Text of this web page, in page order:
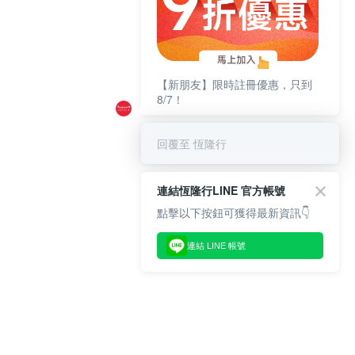
【新朋友】限時註冊優惠，只到
8/7！
回覆至 恆隆行
連結恆隆行LINE 官方帳號
點擊以下按鈕可獲得最新資訊👇
連結 LINE 帳號